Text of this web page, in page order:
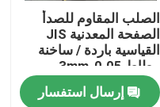
الصلب المقاوم للصدأ
الصفحة المعدنية JIS
القياسية باردة / ساخنة
مطاط 0.05-3mm
للتطبيقات الصناعية
إرسال استفسار